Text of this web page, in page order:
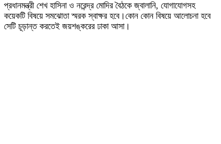
প্রধানমন্ত্রী শেখ হাসিনা ও নরেন্দ্র মোদির বৈঠকে জ্বালানি, যোগাযোগসহ
কয়েকটি বিষয়ে সমঝোতা স্মরক স্বাক্ষর হবে।কোন কোন বিষয়ে আলোচনা হবে
সেটি চূড়ান্ত করতেই জয়শঙ্করের ঢাকা আসা।